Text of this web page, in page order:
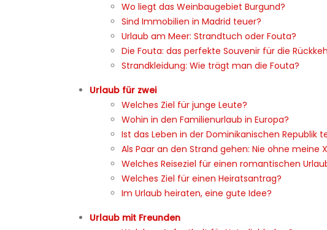
Wo liegt das Weinbaugebiet Burgund?
Sind Immobilien in Madrid teuer?
Urlaub am Meer: Strandtuch oder Fouta?
Die Fouta: das perfekte Souvenir für die
Strandkleidung: Wie trägt man die Fouta?
Urlaub für zwei
Welches Ziel für junge Leute?
Wohin in den Familienurlaub in Europa?
Ist das Leben in der Dominikanischen Republik
Als Paar an den Strand gehen: Nie ohne meine
Welches Reiseziel für einen romantischen
Welches Ziel für einen Heiratsantrag?
Im Urlaub heiraten, eine gute Idee?
Urlaub mit Freunden